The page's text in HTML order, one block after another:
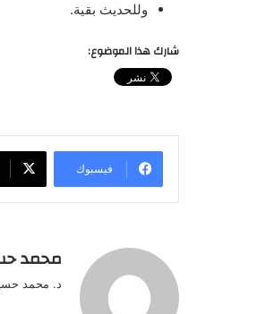
وللحديث بقية.
شارك هذا الموضوع:
فيسبوك
محمد
د. محمد